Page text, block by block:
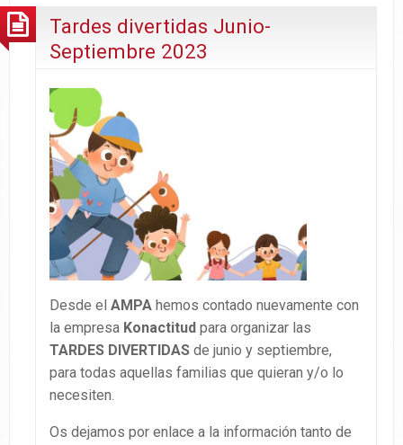
Tardes divertidas Junio-
Septiembre 2023
Desde el AMPA hemos contado nuevamente con
la empresa Konactitud para organizar las
TARDES DIVERTIDAS de junio y septiembre,
para todas aquellas familias que quieran y/o lo
necesiten.
Os dejamos por enlace a la información tanto de